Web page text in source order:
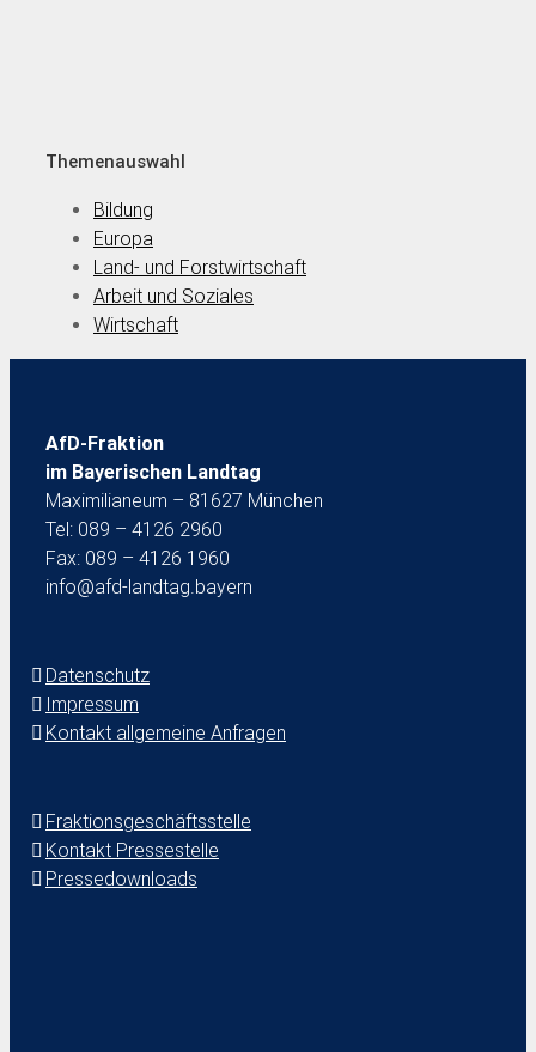
Themenauswahl
Bildung
Europa
Land- und Forstwirtschaft
Arbeit und Soziales
Wirtschaft
AfD-Fraktion
im Bayerischen Landtag
Maximilianeum – 81627 München
Tel: 089 – 4126 2960
Fax: 089 – 4126 1960
info@afd-landtag.bayern
Datenschutz
Impressum
Kontakt allgemeine Anfragen
Fraktionsgeschäftsstelle
Kontakt Pressestelle
Pressedownloads